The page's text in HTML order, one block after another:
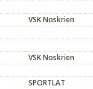
VSK Noskrien
VSK Noskrien
SPORTLAT